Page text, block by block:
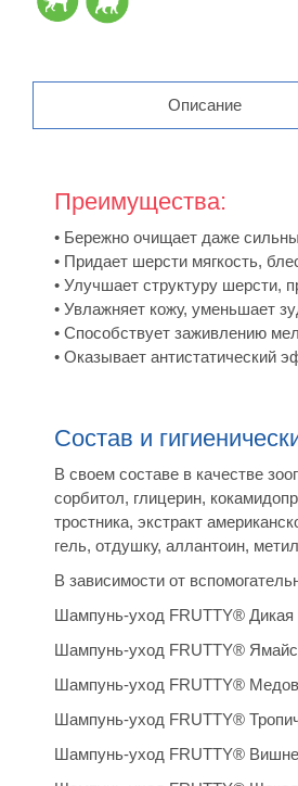
Описание
Преимущества:
• Бережно очищает даже
• Придает шерсти мягкость,
• Улучшает структуру шерсти,
• Увлажняет кожу, уменьшает
• Способствует заживлению
• Оказывает антистатический
Состав и
В своем составе в качестве
сорбитол, глицерин,
тростника, экстракт
гель, отдушку, аллантоин,
В зависимости от
Шампунь-уход FRUTTY®
Шампунь-уход FRUTTY®
Шампунь-уход FRUTTY®
Шампунь-уход FRUTTY®
Шампунь-уход FRUTTY®